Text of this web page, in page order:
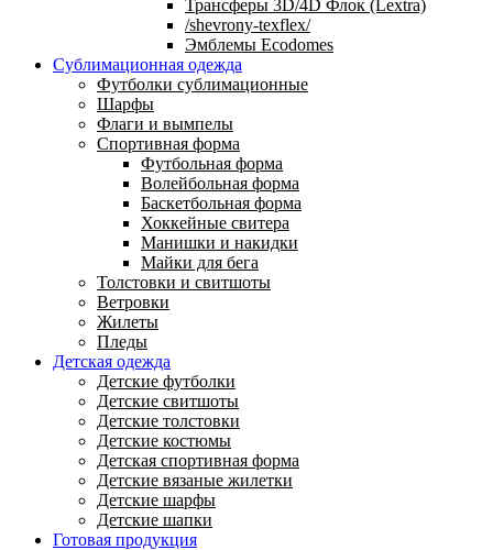
Трансферы 3D/4D Флок (Lextra)
/shevrony-texflex/
Эмблемы Ecodomes
Сублимационная одежда
Футболки сублимационные
Шарфы
Флаги и вымпелы
Спортивная форма
Футбольная форма
Волейбольная форма
Баскетбольная форма
Хоккейные свитера
Манишки и накидки
Майки для бега
Толстовки и свитшоты
Ветровки
Жилеты
Пледы
Детская одежда
Детские футболки
Детские свитшоты
Детские толстовки
Детские костюмы
Детская спортивная форма
Детские вязаные жилетки
Детские шарфы
Детские шапки
Готовая продукция